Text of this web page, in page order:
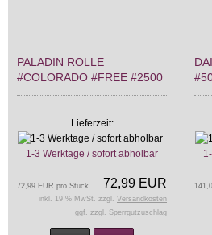
PALADIN ROLLE
#COLORADO #FREE #2500
Lieferzeit:
1-3 Werktage / sofort abholbar
72,99 EUR
72,99 EUR pro Stück
inkl. 19 % MwSt. zzgl. Versandkosten
ggf. zzgl. Sperrgutzuschlag